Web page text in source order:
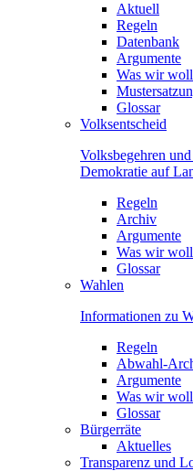
Aktuell
Regeln
Datenbank
Argumente
Was wir
Glossar
Volksentscheid
Volksbegehren
Demokratie auf
Regeln
Archiv
Argumente
Was wir
Glossar
Wahlen
Informationen zu
Regeln
Abwahl-
Argumente
Was wir
Glossar
Bürgerräte
Aktuelles
Transparenz und